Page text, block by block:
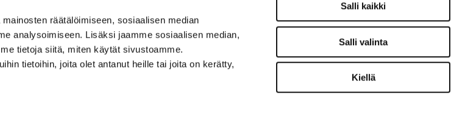
räätälöimiseen, sosiaalisen median
analysoimiseen. Lisäksi jaamme sosiaalisen median,
tietoja siitä, miten käytät sivustoamme.
tietoihin, joita olet antanut heille tai joita on kerätty,
Salli kaikki
Salli valinta
Kiellä
Yritysesittely
Yhteystiedot
Huolto ja korjaamo
Ajankohtaista